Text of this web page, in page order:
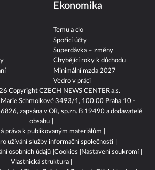
Copyright CZECH NEWS CENTER a.s.
Marie Schmolkové 3493/1, 100 00 Praha 10 -
zapsána v OR, sp.zn. B 19490 a dodavatelé
obsahu
práva k publikovaným materiálům
užívání služby informační společnosti
osobních údajů Cookies
Nastavení soukromí
Vlastnická struktura
Ekonomika
Temu a clo
Spořicí účty
Superdávka – změny
Chybějící roky k důchodu
Minimální mzda 2027
Vedro v práci